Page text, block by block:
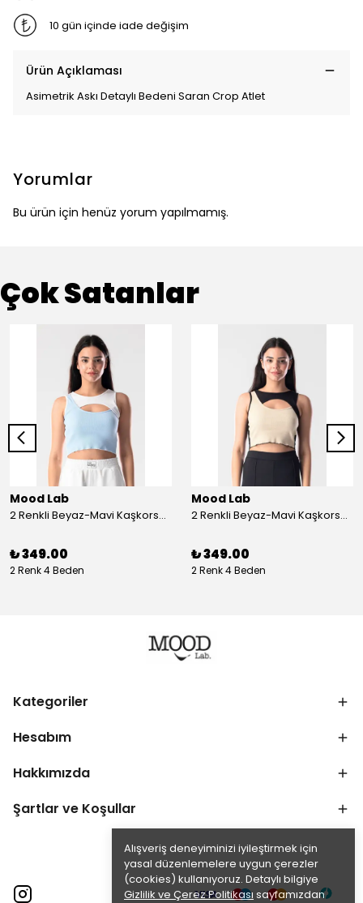
Alışveriş deneyiminizi iyileştirmek için
yasal düzenlemelere uygun çerezler
(cookies) kullanıyoruz. Detaylı bilgiye
Gizlilik ve Çerez Politikası sayfamızdan
10 gün içinde iade değişim
Ürün Açıklaması
Asimetrik Askı Detaylı Bedeni Saran Crop Atlet
Yorumlar
Bu ürün için henüz yorum yapılmamış.
Çok Satanlar
Mood Lab
2 Renkli Beyaz-Mavi Kaşkorse Asimetrik Crop Atlet Bluz Top - beyaz-mavi
₺ 349.00
2 Renk 4 Beden
Mood Lab
2 Renkli Beyaz-Mavi Kaşkorse Asimetrik Crop Atlet Bluz Top - siyah-bej
₺ 349.00
2 Renk 4 Beden
Kategoriler
Hesabım
Hakkımızda
Şartlar ve Koşullar